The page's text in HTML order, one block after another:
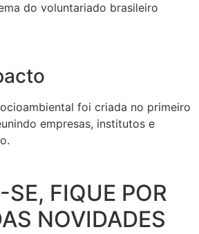
do voluntariado brasileiro
foi criada no primeiro
empresas, institutos e
SE, FIQUE POR
NOVIDADES